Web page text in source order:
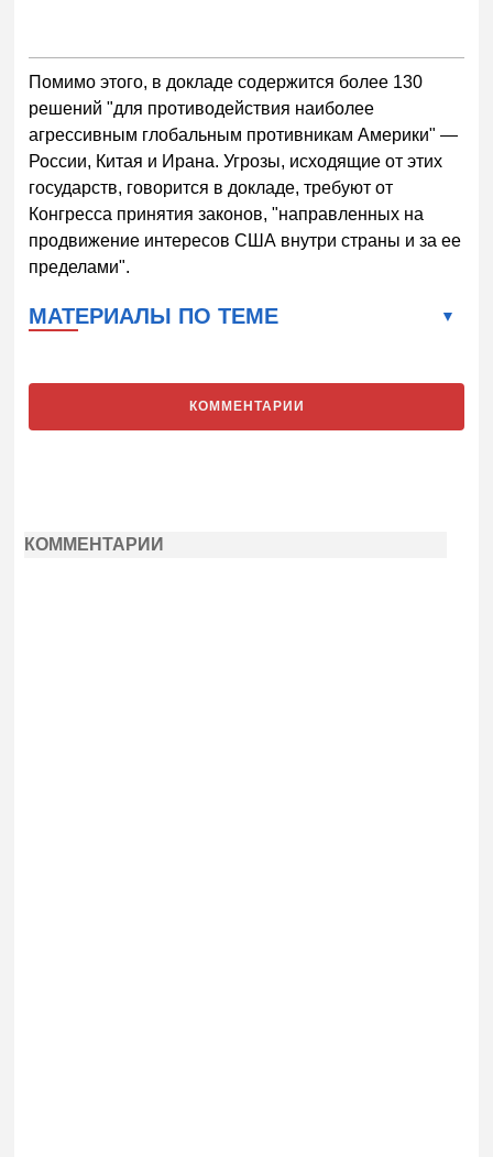
Помимо этого, в докладе содержится более 130
решений "для противодействия наиболее
агрессивным глобальным противникам Америки" —
России, Китая и Ирана. Угрозы, исходящие от этих
государств, говорится в докладе, требуют от
Конгресса принятия законов, "направленных на
продвижение интересов США внутри страны и за ее
пределами".
МАТЕРИАЛЫ ПО ТЕМЕ
КОММЕНТАРИИ
КОММЕНТАРИИ